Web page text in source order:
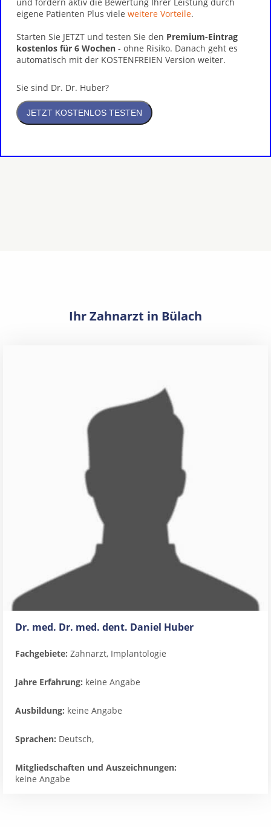
eigene Patienten Plus viele weitere Vorteile.
Starten Sie JETZT und testen Sie den Premium-Eintrag
kostenlos für 6 Wochen - ohne Risiko. Danach geht es
automatisch mit der KOSTENFREIEN Version weiter.
Sie sind Dr. Dr. Huber?
Ihr Zahnarzt in Bülach
Dr. med. Dr. med. dent. Daniel Huber
Fachgebiete: Zahnarzt, Implantologie
Jahre Erfahrung: keine Angabe
Ausbildung: keine Angabe
Sprachen: Deutsch,
Mitgliedschaften und Auszeichnungen:
keine Angabe